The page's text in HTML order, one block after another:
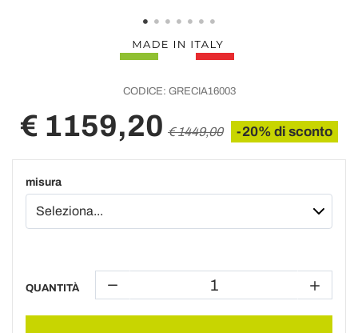
CODICE: GRECIA16003
€ 1159,20 € 1449,00 -20% di sconto
misura
QUANTITÀ